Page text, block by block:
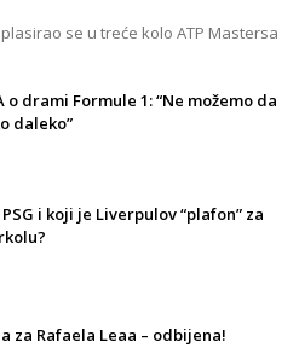
se u treće kolo ATP Mastersa
o drami Formule 1: “Ne možemo da
daleko”
i koji je Liverpulov “plafon” za
za Rafaela Leaa – odbijena!